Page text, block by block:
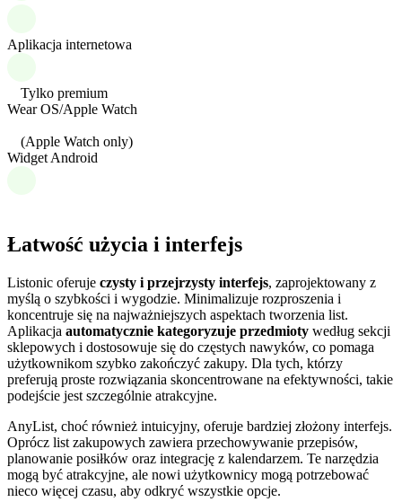
Aplikacja internetowa
Tylko premium
Wear OS/Apple Watch
(Apple Watch only)
Widget Android
Łatwość użycia i interfejs
Listonic oferuje czysty i przejrzysty interfejs, zaprojektowany z
myślą o szybkości i wygodzie. Minimalizuje rozproszenia i
koncentruje się na najważniejszych aspektach tworzenia list.
Aplikacja automatycznie kategoryzuje przedmioty według sekcji
sklepowych i dostosowuje się do częstych nawyków, co pomaga
użytkownikom szybko zakończyć zakupy. Dla tych, którzy
preferują proste rozwiązania skoncentrowane na efektywności, takie
podejście jest szczególnie atrakcyjne.
AnyList, choć również intuicyjny, oferuje bardziej złożony interfejs.
Oprócz list zakupowych zawiera przechowywanie przepisów,
planowanie posiłków oraz integrację z kalendarzem. Te narzędzia
mogą być atrakcyjne, ale nowi użytkownicy mogą potrzebować
nieco więcej czasu, aby odkryć wszystkie opcje.